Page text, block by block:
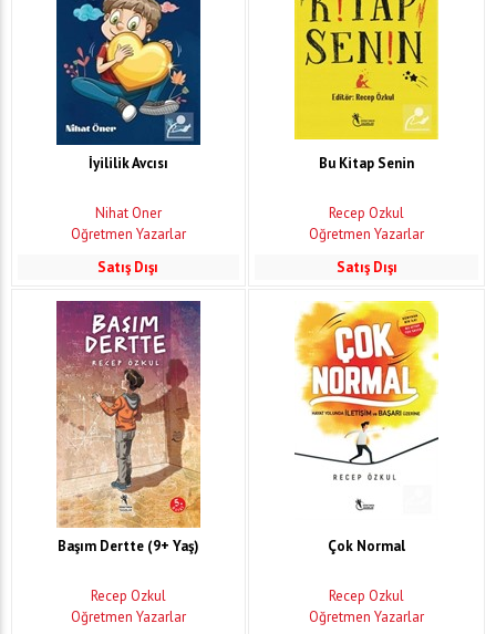
İyililik Avcısı
Nihat Öner
Öğretmen Yazarlar
Satış Dışı
Bu Kitap Senin
Recep Özkul
Öğretmen Yazarlar
Satış Dışı
Başım Dertte (9+ Yaş)
Recep Özkul
Öğretmen Yazarlar
Çok Normal
Recep Özkul
Öğretmen Yazarlar